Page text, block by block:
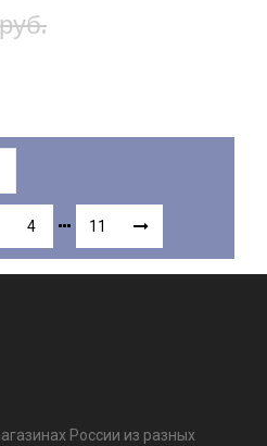
4 11
России из разных